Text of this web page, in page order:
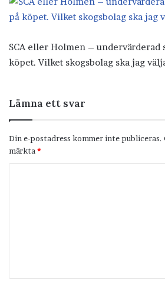
SCA eller Holmen – undervärderad
köpet. Vilket skogsbolag ska jag
Lämna ett svar
Din e-postadress kommer inte publiceras.
märkta *
t